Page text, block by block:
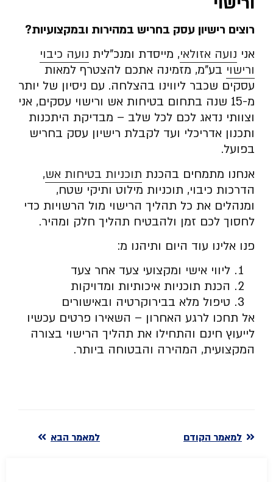
רוצים רישיון עסק בחריש במהירות ובמקצועיות?
אני נועה אזולאי, מייסדת ומנכ”לית נועה כיבוי
ורישוי בע”מ, מזמינה אתכם להצטרף למאות
עסקים שכבר ליווינו בהצלחה. עם ניסיון של יותר
מ-15 שנה בתחום בטיחות אש ורישוי עסקים, אני
וצוותי נדאג לכם לכל שלב – מבדיקת היתכנות
ותכנון אדריכלי ועד לקבלת רישיון עסק בחריש
בפועל.
אנחנו מתמחים בהכנת תוכניות בטיחות אש,
הדרכות כיבוי, תוכניות מילוט ותיקי שטח,
ומנהלים את כל תהליך הרישוי מול הרשויות כדי
לחסוך לכם זמן ולהבטיח תהליך חלק ומהיר.
פנו אלינו עוד היום ותיהנו מ:
ליווי אישי ומקצועי צעד אחר צעד
הכנת תוכניות איכותיות ומדויקות
טיפול מלא בבירוקרטיה ובאישורים
אל תחכו לרגע האחרון – השאירו פרטים עכשיו
לייעוץ חינם והתחילו את תהליך הרישוי בצורה
המקצועית, המהירה והבטוחה ביותר.
למאמר הקודם למאמר הבא